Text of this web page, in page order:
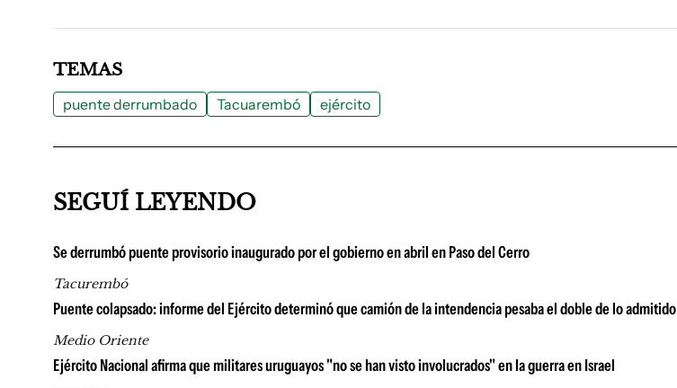
TEMAS
puente derrumbado Tacuarembó ejército
SEGUÍ LEYENDO
Se derrumbó puente provisorio inaugurado por el gobierno en abril en Paso del Cerro
Tacurembó
Puente colapsado: informe del Ejército determinó que camión de la intendencia pesaba el doble de lo admitido
Medio Oriente
Ejército Nacional afirma que militares uruguayos "no se han visto involucrados" en la guerra en Israel